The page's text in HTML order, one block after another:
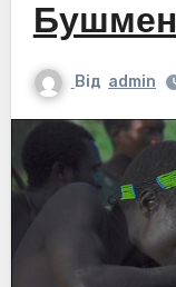
Бушмен
Від admin